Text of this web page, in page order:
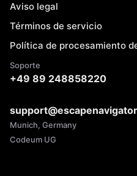
Aviso legal
Términos de servicio
Política de procesamiento
Soporte
+49 89 248858220
Munich, Germany
Codeum UG